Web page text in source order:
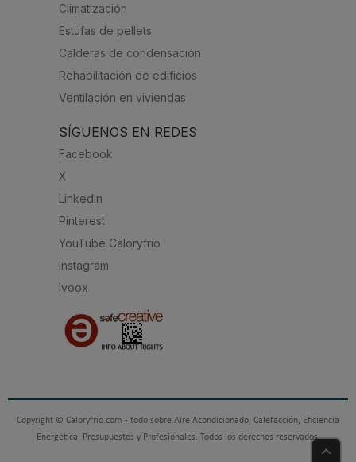
Climatización
Estufas de pellets
Calderas de condensación
Rehabilitación de edificios
Ventilación en viviendas
SÍGUENOS EN REDES
Facebook
X
Linkedin
Pinterest
YouTube Caloryfrio
Instagram
Ivoox
Copyright © Caloryfrio.com - todo sobre Aire Acondicionado, Calefacción, Eficiencia
Energética, Presupuestos y Profesionales. Todos los derechos reservados.